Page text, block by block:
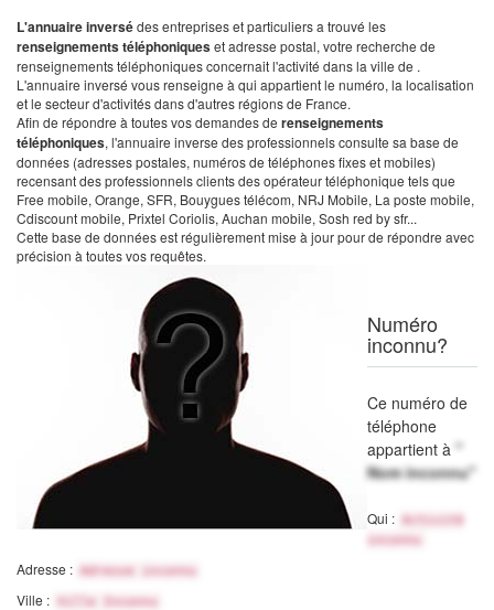
L'annuaire inversédes entreprises et particuliers a trouvé les
renseignements téléphoniqueset adresse postal, votre recherche de
renseignements téléphoniques concernait l'activité dans la ville de .
L'annuaire inversé vous renseigne à qui appartient le numéro, la localisation
et le secteur d'activités dans d'autres régions de France.
Afin de répondre à toutes vos demandes de renseignements
téléphoniques, l'annuaire inverse des professionnels consulte sa base de
données (adresses postales, numéros de téléphones fixes et mobiles)
recensant des professionnels clients des opérateur téléphonique tels que
Free mobile, Orange, SFR, Bouygues télécom, NRJ Mobile, La poste mobile,
Cdiscount mobile, Prixtel Coriolis, Auchan mobile, Sosh red by sfr...
Cette base de données est régulièrement mise à jour pour de répondre avec
précision à toutes vos requêtes.
Numéro
inconnu?
Ce numéro de
téléphone
appartient à "
Nom inconnu"
Qui :
Activité
inconnu
Adresse : Adresse inconnu
Ville : Ville Inconnu